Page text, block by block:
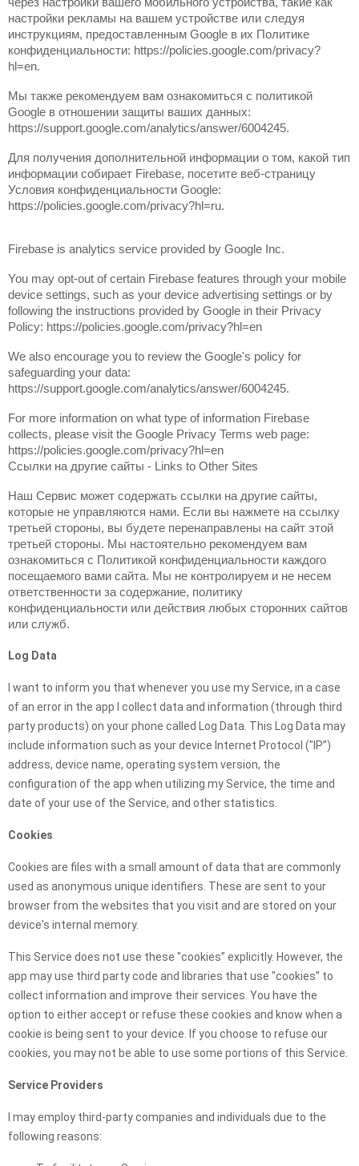
настройки рекламы на вашем устройстве или следуя
инструкциям, предоставленным Google в их Политике
конфиденциальности: https://policies.google.com/privacy?
hl=en.
Мы также рекомендуем вам ознакомиться с политикой
Google в отношении защиты ваших данных:
https://support.google.com/analytics/answer/6004245.
Для получения дополнительной информации о том, какой тип
информации собирает Firebase, посетите веб-страницу
Условия конфиденциальности Google:
https://policies.google.com/privacy?hl=ru.
Firebase is analytics service provided by Google Inc.
You may opt-out of certain Firebase features through your mobile
device settings, such as your device advertising settings or by
following the instructions provided by Google in their Privacy
Policy: https://policies.google.com/privacy?hl=en
We also encourage you to review the Google's policy for
safeguarding your data:
https://support.google.com/analytics/answer/6004245.
For more information on what type of information Firebase
collects, please visit the Google Privacy Terms web page:
https://policies.google.com/privacy?hl=en
Ссылки на другие сайты - Links to Other Sites
Наш Сервис может содержать ссылки на другие сайты,
которые не управляются нами. Если вы нажмете на ссылку
третьей стороны, вы будете перенаправлены на сайт этой
третьей стороны. Мы настоятельно рекомендуем вам
ознакомиться с Политикой конфиденциальности каждого
посещаемого вами сайта. Мы не контролируем и не несем
ответственности за содержание, политику
конфиденциальности или действия любых сторонних сайтов
или служб.
Log Data
I want to inform you that whenever you use my Service, in a case
of an error in the app I collect data and information (through third
party products) on your phone called Log Data. This Log Data may
include information such as your device Internet Protocol ("IP”)
address, device name, operating system version, the
configuration of the app when utilizing my Service, the time and
date of your use of the Service, and other statistics.
Cookies
Cookies are files with a small amount of data that are commonly
used as anonymous unique identifiers. These are sent to your
browser from the websites that you visit and are stored on your
device's internal memory.
This Service does not use these "cookies” explicitly. However, the
app may use third party code and libraries that use "cookies” to
collect information and improve their services. You have the
option to either accept or refuse these cookies and know when a
cookie is being sent to your device. If you choose to refuse our
cookies, you may not be able to use some portions of this Service.
Service Providers
I may employ third-party companies and individuals due to the
following reasons: